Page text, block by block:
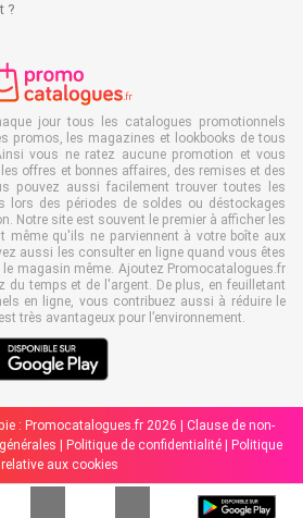
?
jour tous les catalogues promotionnels
promos, les magazines et lookbooks de tous
vous ne ratez aucune promotion et vous
offres et bonnes affaires, des remises et des
pouvez aussi facilement trouver toutes les
lors des périodes de soldes ou déstockages
Notre site est souvent le premier à afficher les
même qu'ils ne parviennent à votre boîte aux
aussi les consulter en ligne quand vous êtes
magasin même. Ajoutez Promocatalogues.fr
du temps et de l'argent. De plus, en feuilletant
en ligne, vous contribuez aussi à réduire le
très avantageux pour l’environnement.
: Promocatalogues.fr 2026 | Clause de non-
Politique de confidentialité
Politique
relative aux cookies